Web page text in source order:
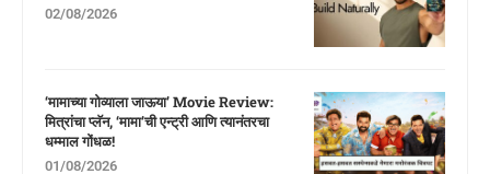
02/08/2026
‘मामाच्या गोव्याला जाऊया’ Movie Review:
मित्रांचा प्लॅन, ‘मामा’ची एन्ट्री आणि त्यानंतरचा
धम्माल गोंधळ!
01/08/2026